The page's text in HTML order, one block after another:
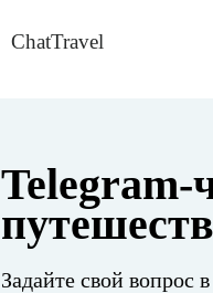
Telegram-
Задайте свой вопрос